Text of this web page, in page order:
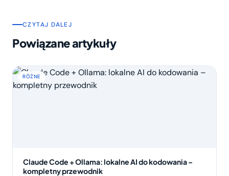
CZYTAJ DALEJ
Powiązane artykuły
RÓŻNE
Claude Code + Ollama: lokalne AI do kodowania –
kompletny przewodnik